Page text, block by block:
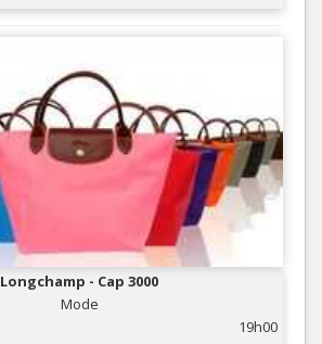
Longchamp - Cap 3000
Mode
19h00